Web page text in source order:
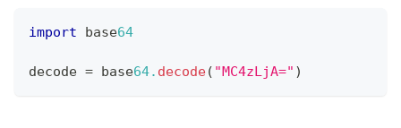
import base64
decode = base64. decode( "MC4zLjA=" )